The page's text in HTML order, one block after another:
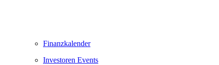
Finanzkalender
Investoren Events